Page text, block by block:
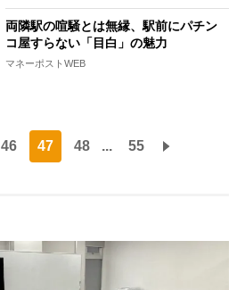
両隣駅の喧騒とは無縁、駅前にパチン
コ屋すらない「目白」の魅力
マネーポストWEB
46 47 48 ... 55